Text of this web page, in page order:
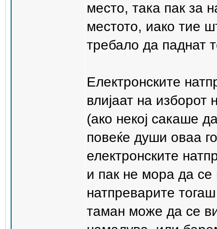
место, така пак за
местото, иако тие
требало да паднат
Електронските
влијаат на изборот
(ако некој сакаше
повеќе души оваа
електронските
и пак не мора да
натпреварите
таман може да се